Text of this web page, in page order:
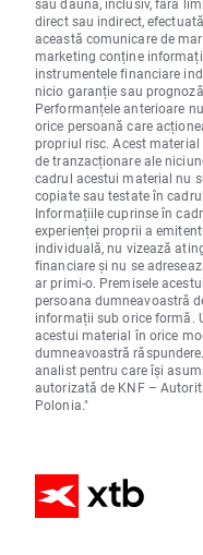
sau daună, inclusiv, fără
direct sau indirect,
această comunicare de
marketing conține
instrumentele financiare
nicio garanție sau
Performanțele anterioare
orice persoană care
propriul risc. Acest
de tranzacționare ale
cadrul acestui material nu
copiate sau testate în
Informațiile cuprinse în
experienței proprii a
individuală, nu vizează
financiare și nu se
ar primi-o. Premisele
persoana dumneavoastră
informații sub orice formă.
acestui material în orice
dumneavoastră
analist pentru care își
autorizată de KNF –
Polonia."